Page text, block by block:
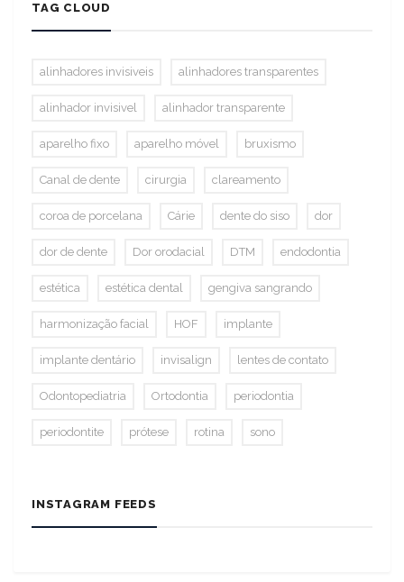
TAG CLOUD
alinhadores invisiveis alinhadores transparentes
alinhador invisivel alinhador transparente
aparelho fixo aparelho móvel bruxismo
Canal de dente cirurgia clareamento
coroa de porcelana Cárie dente do siso dor
dor de dente Dor orodacial DTM endodontia
estética estética dental gengiva sangrando
harmonização facial HOF implante
implante dentário invisalign lentes de contato
Odontopediatria Ortodontia periodontia
periodontite prótese rotina sono
INSTAGRAM FEEDS